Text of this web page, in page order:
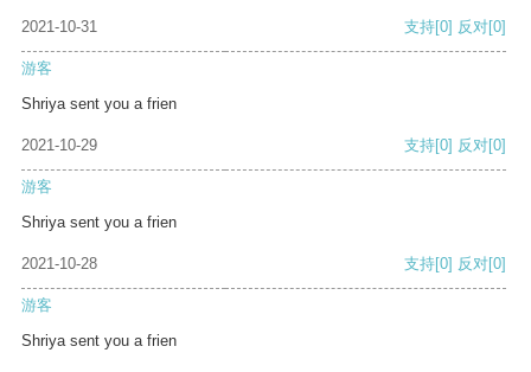
2021-10-31 支持[0] 反对[0]
游客
Shriya sent you a frien
2021-10-29 支持[0] 反对[0]
游客
Shriya sent you a frien
2021-10-28 支持[0] 反对[0]
游客
Shriya sent you a frien